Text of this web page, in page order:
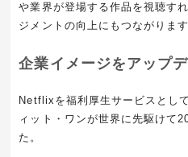
や業界が登場する作品を視聴す
ジメントの向上にもつながります
企業イメージをアップ
Netflixを福利厚生サービスとし
ィット・ワンが世界に先駆けて
た。